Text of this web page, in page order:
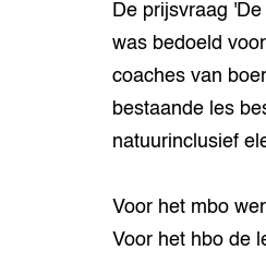
De prijsvraag
was bedoeld
coaches van
bestaande les
natuurinclusief
Voor het mbo
Voor het hbo de